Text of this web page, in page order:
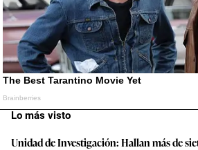
Lo más visto
Unidad de Investigación: Hallan más de